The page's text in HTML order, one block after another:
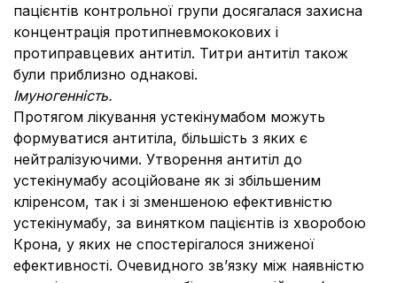
пацієнтів контрольної групи досягалася захисна
концентрація протипневмококових і
протиправцевих антитіл. Титри антитіл також
були приблизно однакові.
Імуногенність.
Протягом лікування устекінумабом можуть
формуватися антитіла, більшість з яких є
нейтралізуючими. Утворення антитіл до
устекінумабу асоційоване як зі збільшеним
кліренсом, так і зі зменшеною ефективністю
устекінумабу, за винятком пацієнтів із хворобою
Крона, у яких не спостерігалося зниженої
ефективності. Очевидного зв’язку між наявністю